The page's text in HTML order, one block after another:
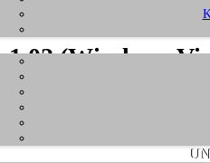
(Windows
dieser Treiber
nicht mit anderen